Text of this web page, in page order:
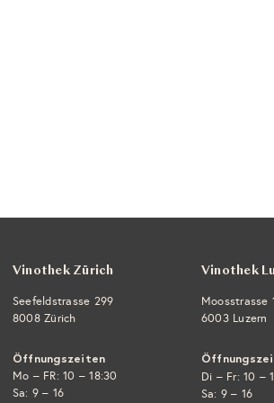
Vinothek Zürich
Seefeldstrasse 299
8008 Zürich
Öffnungszeiten
Mo – FR: 10 – 18:30
Sa: 9 – 16
Vinothek
Moosstrasse
6003 Luzern
Di – Fr: 10 –
Sa: 9 – 16